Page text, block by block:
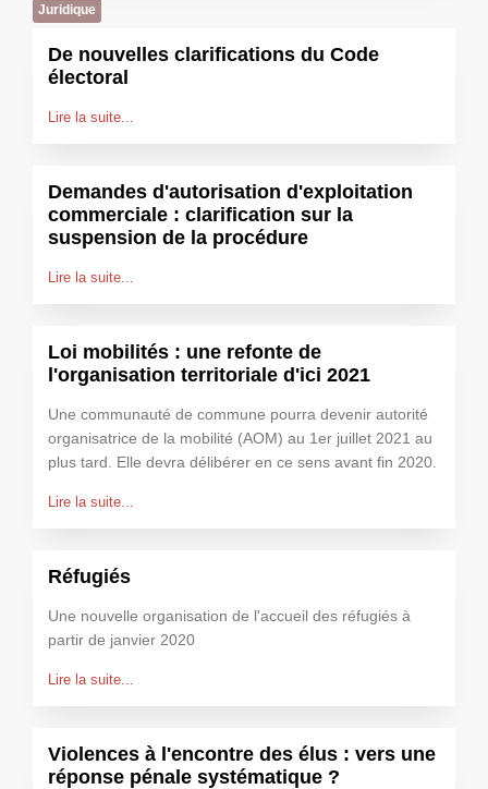
Juridique
De nouvelles clarifications du Code
électoral
Lire la suite...
Demandes d'autorisation d'exploitation
commerciale : clarification sur la
suspension de la procédure
Lire la suite...
Loi mobilités : une refonte de
l'organisation territoriale d'ici 2021
Une communauté de commune pourra devenir autorité
organisatrice de la mobilité (AOM) au 1er juillet 2021 au
plus tard. Elle devra délibérer en ce sens avant fin 2020.
Lire la suite...
Réfugiés
Une nouvelle organisation de l'accueil des réfugiés à
partir de janvier 2020
Lire la suite...
Violences à l'encontre des élus : vers une
réponse pénale systématique ?